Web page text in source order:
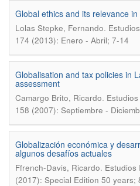
Global ethics and its relevance
Lolas Stepke, Fernando.
174 (2013): Enero - Abril; 7-14
Globalisation and tax policies in
assessment
Camargo Brito, Ricardo.
158 (2007): Septiembre -
Globalización económica y
algunos desafíos actuales
Ffrench-Davis, Ricardo. Estudios
(2017): Special Edition 50 years;